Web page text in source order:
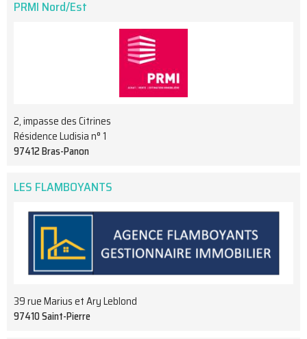
PRMI Nord/Est
2, impasse des Citrines
Résidence Ludisia n° 1
97412 Bras-Panon
LES FLAMBOYANTS
39 rue Marius et Ary Leblond
97410 Saint-Pierre